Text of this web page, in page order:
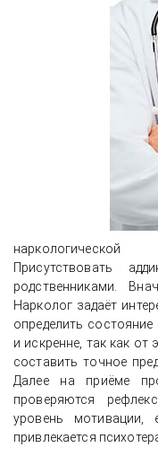
Присутствовать
родственниками.
Нарколог задаёт
определить
и искренне, так как от
составить точное
Далее на приёме
проверяются
уровень мотивации,
привлекается